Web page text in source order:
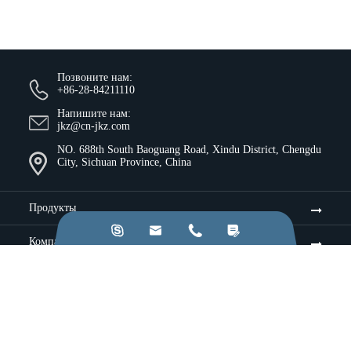
Позвоните нам:
+86-28-84211110
Напишите нам:
jkz@cn-jkz.com
NO. 688th South Baoguang Road, Xindu District, Chengdu
City, Sichuan Province, China
Продукты
Компания
   